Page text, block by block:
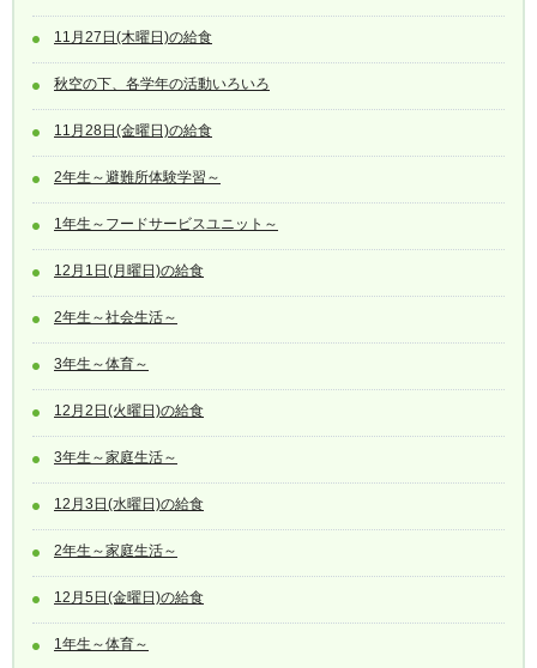
11月27日(木曜日)の給食
秋空の下、各学年の活動いろいろ
11月28日(金曜日)の給食
2年生～避難所体験学習～
1年生～フードサービスユニット～
12月1日(月曜日)の給食
2年生～社会生活～
3年生～体育～
12月2日(火曜日)の給食
3年生～家庭生活～
12月3日(水曜日)の給食
2年生～家庭生活～
12月5日(金曜日)の給食
1年生～体育～